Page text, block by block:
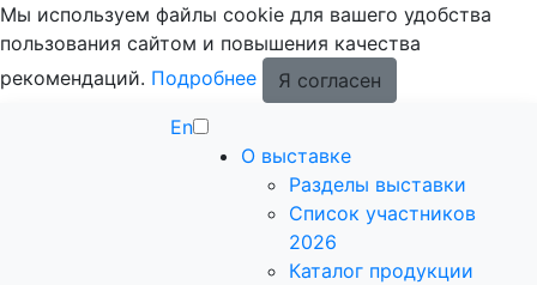
Мы используем файлы cookie для вашего удобства
пользования сайтом и повышения качества
рекомендаций. Подробнее
Я согласен
En
О выставке
Разделы выставки
Список участников
2026
Каталог продукции